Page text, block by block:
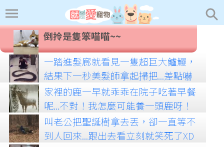
倒拎是隻笨喵喵~~
一踏進髮廊就看見一隻超巨大鱸鰻，
結果下一秒美髮師拿起掃把...差點嚇
死人啦！！！
家裡的鹿一早就乖乖在院子吃著早餐
呢...不對！我怎麼可能養一頭鹿呀！
叫老公把聖誕樹拿去丟，卻一直等不
到人回來...跟出去看立刻就笑死了XD